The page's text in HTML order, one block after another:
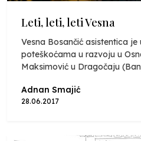
Leti, leti, leti Vesna
Vesna Bosančić asistentica je
poteškoćama u razvoju u
Maksimović u Dragočaju
Adnan Smajić
28.06.2017